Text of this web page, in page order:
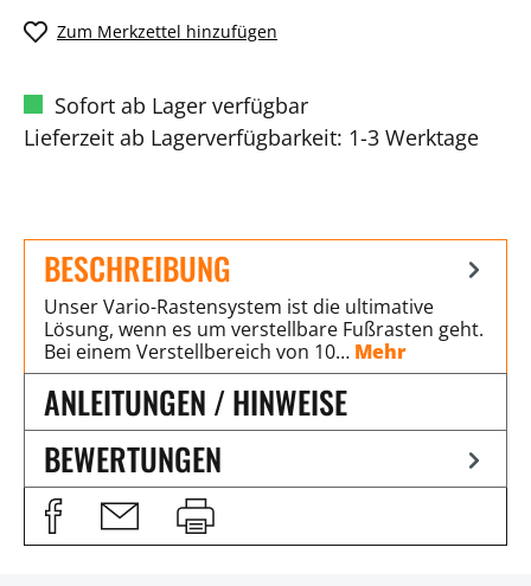
Zum Merkzettel hinzufügen
Sofort ab Lager verfügbar
Lieferzeit ab Lagerverfügbarkeit: 1-3 Werktage
BESCHREIBUNG
Unser Vario-Rastensystem ist die ultimative
Lösung, wenn es um verstellbare Fußrasten geht.
Bei einem Verstellbereich von 10… Mehr
ANLEITUNGEN / HINWEISE
BEWERTUNGEN